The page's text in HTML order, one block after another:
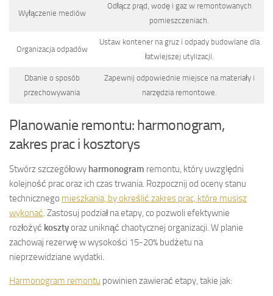
Wyłączenie mediów
Odłącz prąd, wodę i gaz w remontowanych
pomieszczeniach.
Organizacja odpadów
Ustaw kontener na gruz i odpady budowlane dla
łatwiejszej utylizacji.
Dbanie o sposób
przechowywania
Zapewnij odpowiednie miejsce na materiały i
narzędzia remontowe.
Planowanie remontu: harmonogram,
zakres prac i kosztorys
Stwórz szczegółowy harmonogram remontu, który uwzględni
kolejność prac oraz ich czas trwania. Rozpocznij od oceny stanu
technicznego mieszkania, by określić zakres prac, które musisz
wykonać. Zastosuj podział na etapy, co pozwoli efektywnie
rozłożyć kosztyoraz uniknąć chaotycznej organizacji. W planie
zachowaj rezerwę w wysokości 15-20% budżetu na
nieprzewidziane wydatki.
Harmonogram remontu powinien zawierać etapy, takie jak: